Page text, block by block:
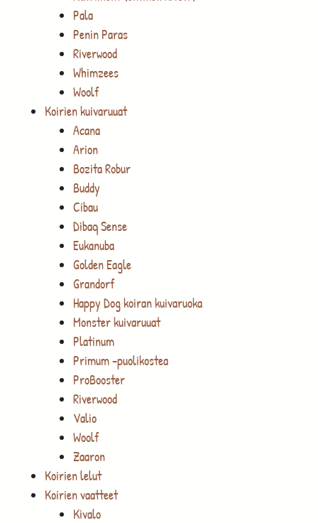
Pala
Penin Paras
Riverwood
Whimzees
Woolf
Koirien kuivaruuat
Acana
Arion
Bozita Robur
Buddy
Cibau
Dibaq Sense
Eukanuba
Golden Eagle
Grandorf
Happy Dog koiran kuivaruoka
Monster kuivaruuat
Platinum
Primum -puolikostea
ProBooster
Riverwood
Valio
Woolf
Zaaron
Koirien lelut
Koirien vaatteet
Kivalo